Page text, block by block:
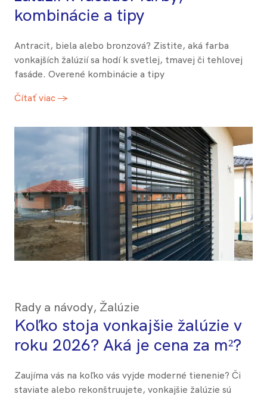
kombinácie a tipy
Antracit, biela alebo bronzová? Zistite, aká farba
vonkajších žalúzií sa hodí k svetlej, tmavej či tehlovej
fasáde. Overené kombinácie a tipy
Čítať viac →
Rady a návody, Žalúzie
Koľko stoja vonkajšie žalúzie v
roku 2026? Aká je cena za m²?
Zaujíma vás na koľko vás vyjde moderné tienenie? Či
staviate alebo rekonštruujete, vonkajšie žalúzie sú